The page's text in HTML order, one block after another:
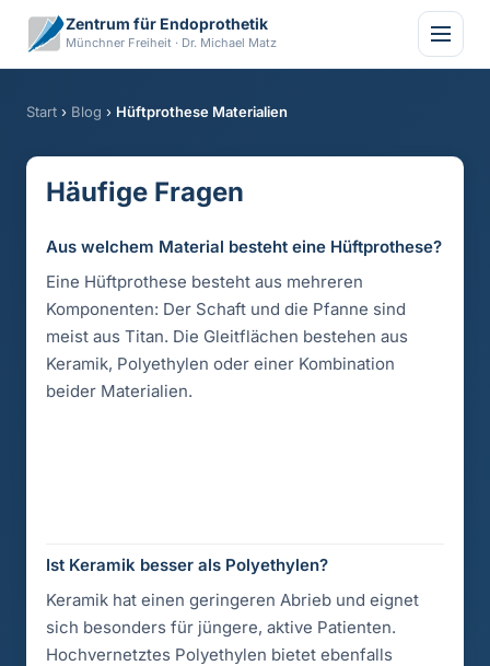
Zentrum für Endoprothetik
Münchner Freiheit · Dr. Michael Matz
Start › Blog › Hüftprothese Materialien
Häufige Fragen
Aus welchem Material besteht eine Hüftprothese?
Eine Hüftprothese besteht aus mehreren
Komponenten: Der Schaft und die Pfanne sind
meist aus Titan. Die Gleitflächen bestehen aus
Keramik, Polyethylen oder einer Kombination
beider Materialien.
Ist Keramik besser als Polyethylen?
Keramik hat einen geringeren Abrieb und eignet
sich besonders für jüngere, aktive Patienten.
Hochvernetztes Polyethylen bietet ebenfalls